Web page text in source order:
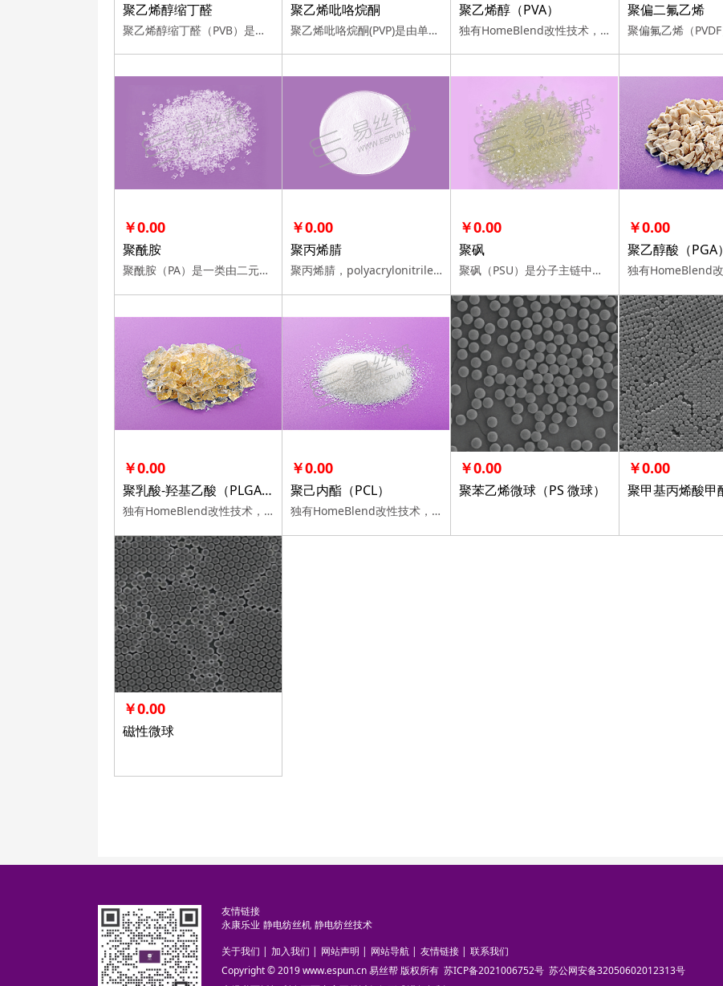
聚乙烯醇缩丁醛
聚乙烯醇缩丁醛（PVB）是在酸催化作用下，经正丁醛与聚乙烯醇（PVA）水溶液进行 缩合反应而得到的合成树脂，它是由缩丁醛基、醇羟基、乙酰氧基（醋酸根基）组成的三元共聚体
聚乙烯吡咯烷酮
聚乙烯吡咯烷酮(PVP)是由单体N-乙烯基吡咯烷酮在引发剂作用下聚合而成的一种非离子型高分子化合物。
聚乙烯醇（PVA）
独有HomeBlend改性技术，100%电纺工艺相容验证，十余年客户信赖，多规格可选。
聚偏二氟乙烯
￥0.00
聚酰胺
聚酰胺（PA）是一类由二元胺和二元酸通过缩聚反应聚合而成的、大分子链中含有酰胺基因的高分子聚合物制成的塑料的总称。
￥0.00
聚丙烯腈
聚丙烯腈，polyacrylonitrile，由单体丙烯腈经自由基聚合反应而得到。
￥0.00
聚砜
聚砜（PSU）是分子主链中含有砜基(-SO2-)和亚芳基的热塑性树脂，有普通双酚A型PSU（即通常所说的聚砜）、聚芳砜和聚醚砜三种。
￥0.00
聚乙醇酸（PGA）
￥0.00
聚乳酸-羟基乙酸（PLGA）
独有HomeBlend改性技术，100%电纺工艺相容验证，十余年客户信赖，多规格可选。
￥0.00
聚己内酯（PCL）
独有HomeBlend改性技术，100%电纺工艺相容验证，十余年客户信赖，多规格可选。
￥0.00
聚苯乙烯微球（PS 微球）
￥0.00
￥0.00
磁性微球
友情链接
永康乐业 静电纺丝机 静电纺丝技术
关于我们 | 加入我们 | 网站声明 | 网站导航 | 友情链接 | 联系我们
Copyright © 2019 www.espun.cn 易丝帮 版权所有 苏ICP备2021006752号 苏公网安备32050602012313号